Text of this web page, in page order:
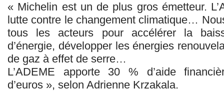
« Michelin est un de plus gros émetteur.
lutte contre le changement climatique…
tous les acteurs pour accélérer la
d’énergie, développer les énergies
de gaz à effet de serre…
L’ADEME apporte 30 % d’aide
d’euros », selon Adrienne Krzakala.